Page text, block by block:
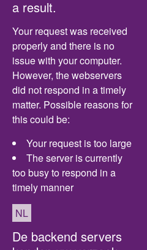
a result.
Your request was received
properly and there is no
issue with your computer.
However, the webservers
did not respond in a timely
matter. Possible reasons for
this could be:
Your request is too large
The server is currently
too busy to respond in a
timely manner
NL
De backend servers